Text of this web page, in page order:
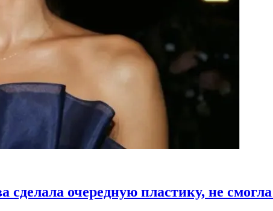
очередную пластику, не смогла